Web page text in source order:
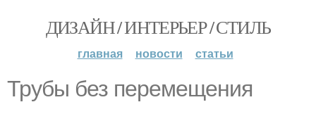
ДИЗАЙН / ИНТЕРЬЕР / СТИЛЬ
главная новости статьи
Трубы без перемещения